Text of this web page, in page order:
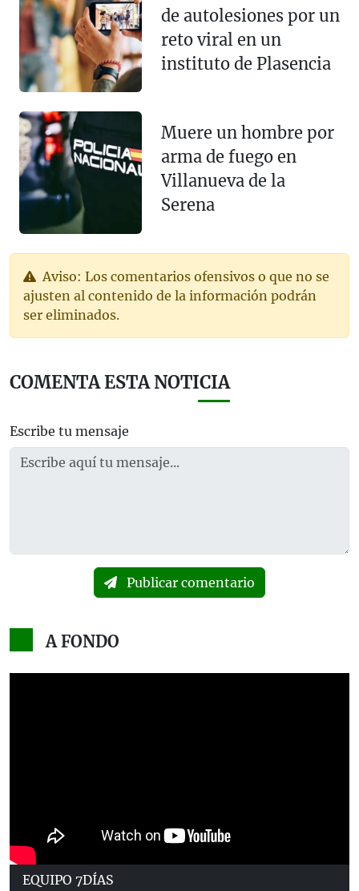
de autolesiones por un
reto viral en un
instituto de Plasencia
Muere un hombre por
arma de fuego en
Villanueva de la
Serena
Aviso: Los comentarios ofensivos o que no se
ajusten al contenido de la información podrán
ser eliminados.
COMENTA ESTA NOTICIA
Escribe tu mensaje
Publicar comentario
A FONDO
EQUIPO 7DÍAS